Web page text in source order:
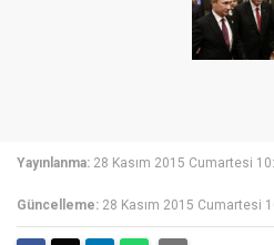
Yayınlanma: 28 Kasım 2015 Cumartesi
Güncelleme: 28 Kasım 2015 Cumartesi